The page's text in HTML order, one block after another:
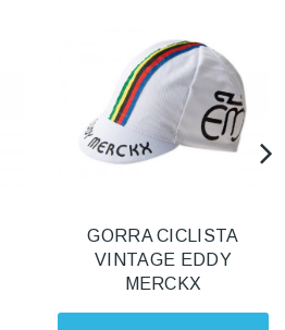
GORRA CICLISTA
VINTAGE EDDY
MERCKX